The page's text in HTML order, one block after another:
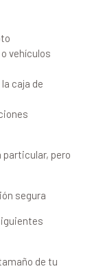
vehículos
caja de
pero
segura
de tu